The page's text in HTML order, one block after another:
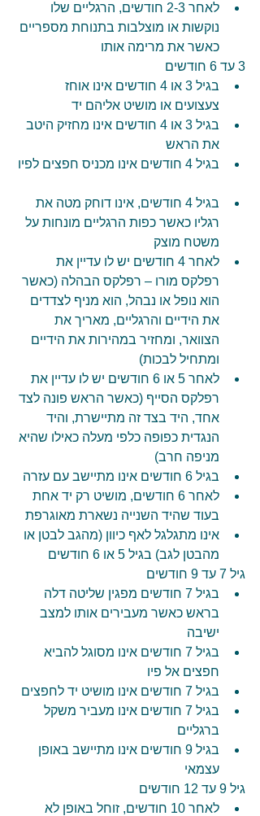
לאחר 2-3 חודשים, הרגליים שלו
נוקשות או מוצלבות בתנוחת מספריים
כאשר את מרימה אותו
3 עד 6 חודשים
בגיל 3 או 4 חודשים אינו אוחז
צעצועים או מושיט אליהם יד
בגיל 3 או 4 חודשים אינו מחזיק היטב
את הראש
בגיל 4 חודשים אינו מכניס חפצים לפיו
בגיל 4 חודשים, אינו דוחק מטה את
רגליו כאשר כפות הרגליים מונחות על
משטח מוצק
לאחר 4 חודשים יש לו עדיין את
רפלקס מורו – רפלקס הבהלה (כאשר
הוא נופל או נבהל, הוא מניף לצדדים
את הידיים והרגליים, מאריך את
הצוואר, ומחזיר במהירות את הידיים
ומתחיל לבכות)
לאחר 5 או 6 חודשים יש לו עדיין את
רפלקס הסייף (כאשר הראש פונה לצד
אחד, היד בצד זה מתיישרת, והיד
הנגדית כפופה כלפי מעלה כאילו שהיא
מניפה חרב)
בגיל 6 חודשים אינו מתיישב עם עזרה
לאחר 6 חודשים, מושיט רק יד אחת
בעוד שהיד השנייה נשארת מאוגרפת
אינו מתגלגל לאף כיוון (מהגב לבטן או
מהבטן לגב) בגיל 5 או 6 חודשים
גיל 7 עד 9 חודשים
בגיל 7 חודשים מפגין שליטה דלה
בראש כאשר מעבירים אותו למצב
ישיבה
בגיל 7 חודשים אינו מסוגל להביא
חפצים אל פיו
בגיל 7 חודשים אינו מושיט יד לחפצים
בגיל 7 חודשים אינו מעביר משקל
ברגליים
בגיל 9 חודשים אינו מתיישב באופן
עצמאי
גיל 9 עד 12 חודשים
לאחר 10 חודשים, זוחל באופן לא